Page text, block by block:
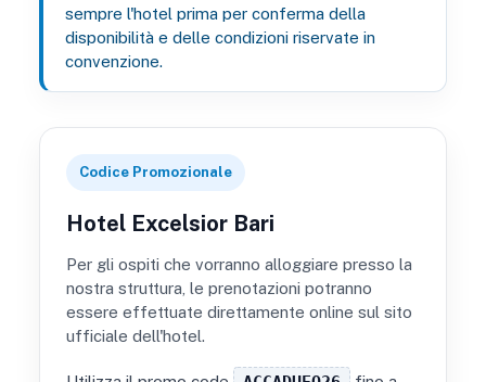
sempre l'hotel prima per conferma della
disponibilità e delle condizioni riservate in
convenzione.
Codice Promozionale
Hotel Excelsior Bari
Per gli ospiti che vorranno alloggiare presso la
nostra struttura, le prenotazioni potranno
essere effettuate direttamente online sul sito
ufficiale dell'hotel.